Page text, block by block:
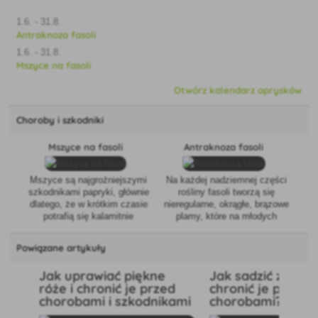
Antraknoza fasoli
Mszyce na fasoli
Otwórz kalendarz oprysków
Choroby i szkodniki
Mszyce na fasoli
Mszyce są najgroźniejszymi
szkodnikami papryki, głównie
dlatego, że w krótkim czasie
potrafią się kalamitnie
Ponadto przenoszą różne
zmniejszają i dewaluują plony.
Antraknoza fasoli
Na każdej nadziemnej części
rośliny fasoli tworzą się
nieregularne, okrągłe, brązowe
plamy, które na młodych
powiększają się i czasami
zlewają. Na starszych strąkach
tworzą się małe, nieregularne
plamki, tworzące typowe
Powiązane artykuły
Jak uprawiać piękne
róże i chronić je przed
chorobami i szkodnikami
Jak sadzić
chronić je przed
chorobami?